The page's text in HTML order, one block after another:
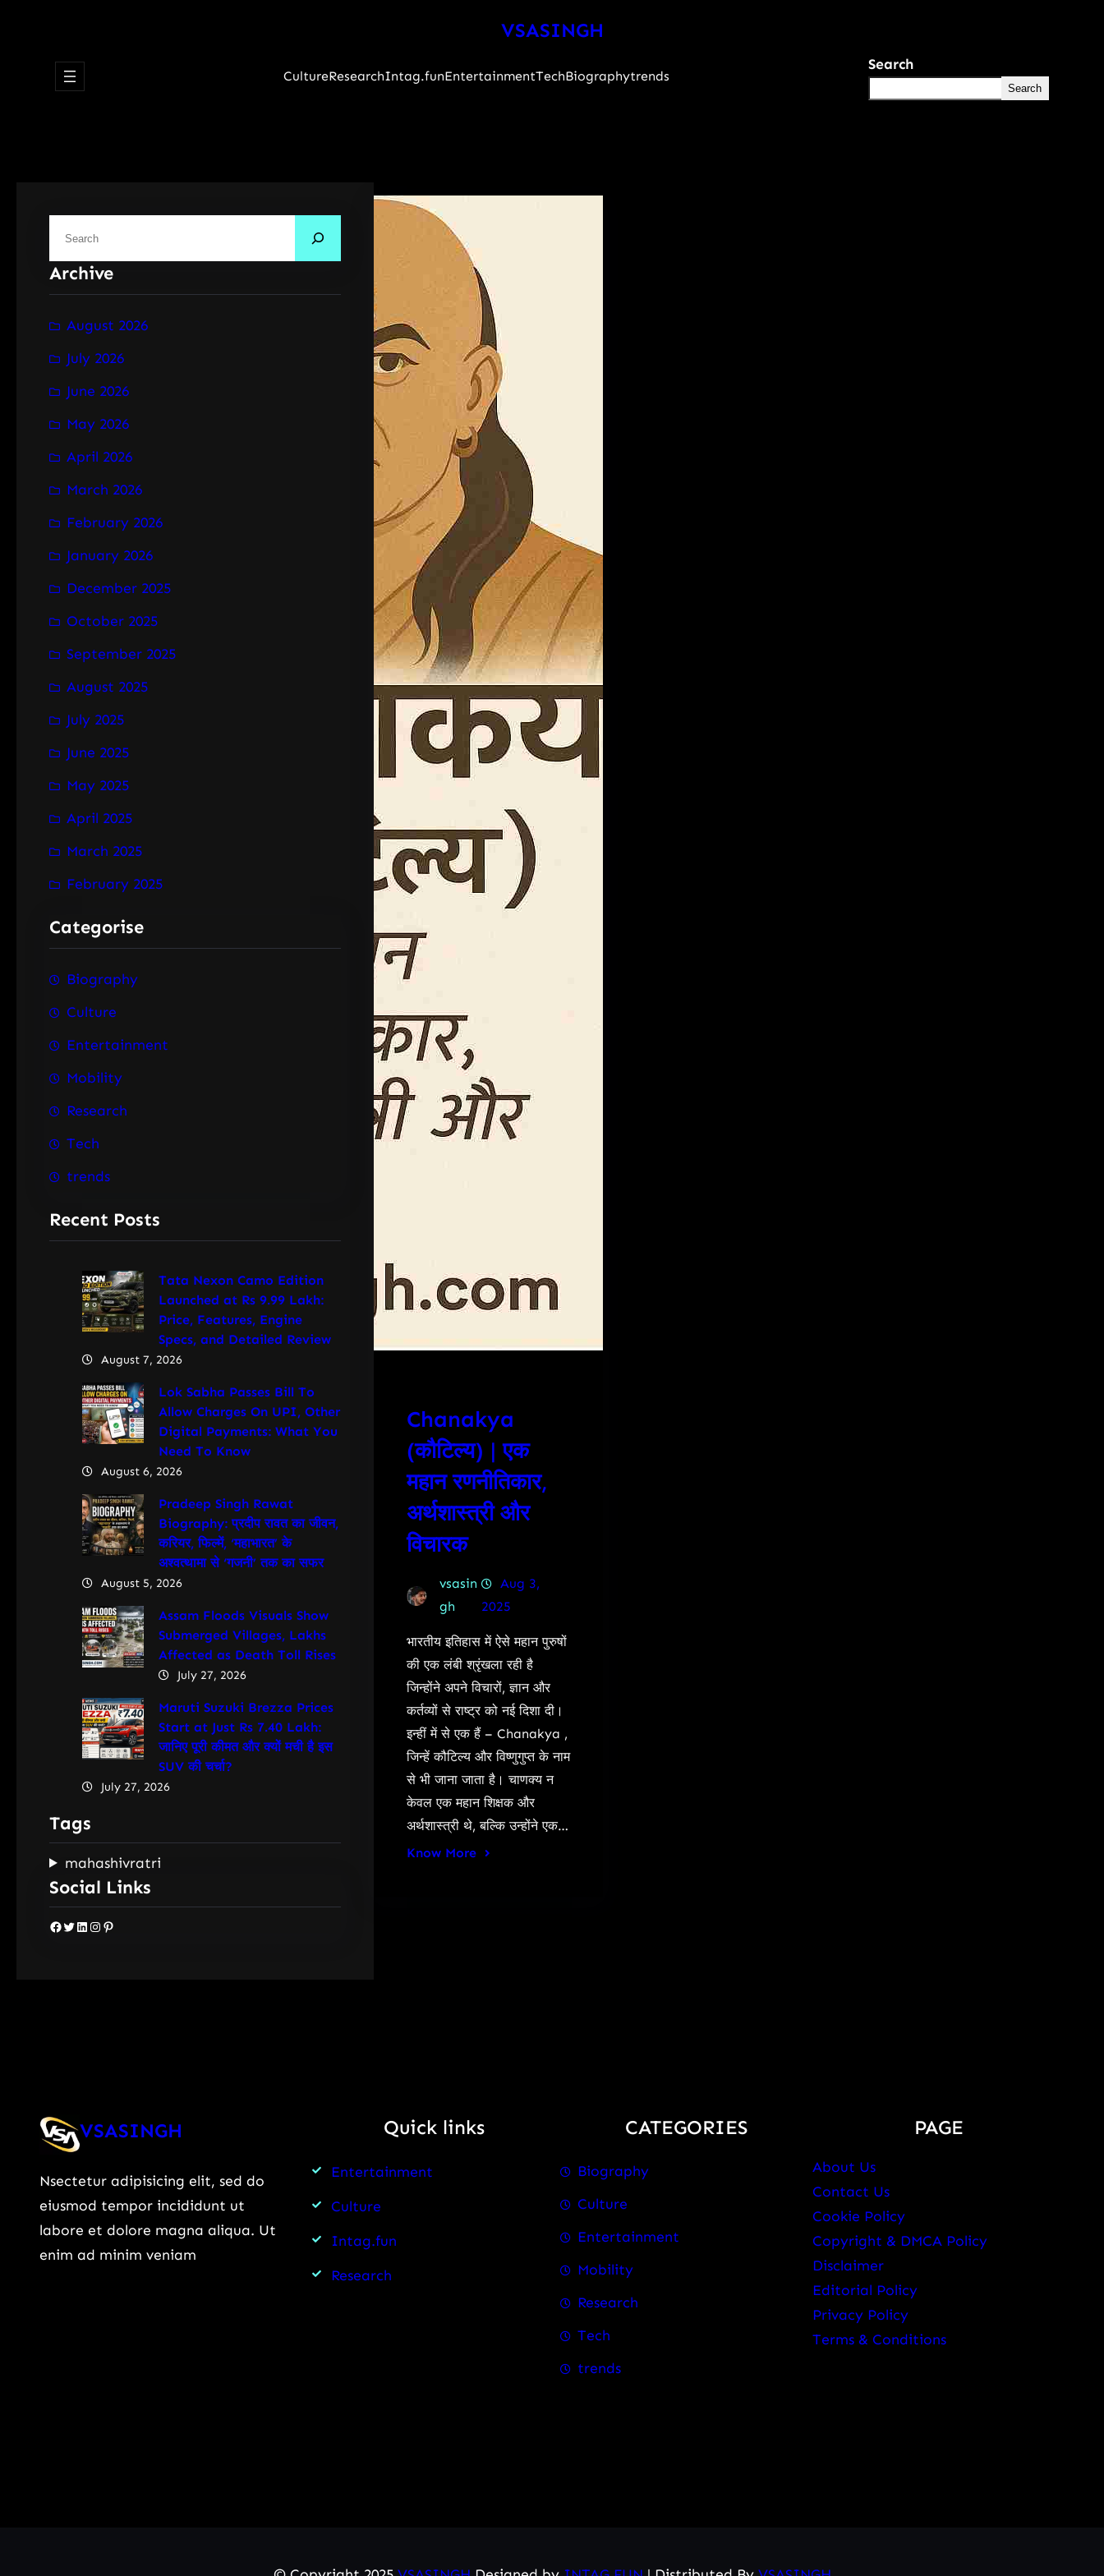
VSASINGH
CultureResearchIntag.funEntertainmentTechBiographytrends
Search
Search
a
r
c
Archive
August 2026
July 2026
June 2026
May 2026
April 2026
March 2026
February 2026
January 2026
December 2025
October 2025
September 2025
August 2025
July 2025
June 2025
May 2025
April 2025
March 2025
February 2025
Categorise
Biography
Culture
Entertainment
Mobility
Research
Tech
trends
Recent Posts
Tata Nexon Camo Edition
Launched at Rs 9.99 Lakh:
Price, Features, Engine
Specs, and Detailed Review
August 7, 2026
Lok Sabha Passes Bill To
Allow Charges On UPI, Other
Digital Payments: What You
Need To Know
August 6, 2026
Pradeep Singh Rawat
Biography: प्रदीप रावत का जीवन,
करियर, फिल्में, ‘महाभारत’ के
अश्वत्थामा से ‘गजनी’ तक का सफर
August 5, 2026
Assam Floods Visuals Show
Submerged Villages, Lakhs
Affected as Death Toll Rises
July 27, 2026
Maruti Suzuki Brezza Prices
Start at Just Rs 7.40 Lakh:
जानिए पूरी कीमत और क्यों मची है इस
SUV की चर्चा?
July 27, 2026
Tags
mahashivratri
Social Links
Facebook Twitter LinkedIn Instagram Pinterest
Chanakya
(कौटिल्य) | एक
महान रणनीतिकार,
अर्थशास्त्री और
विचारक
vsasin
gh
Aug 3,
2025
भारतीय इतिहास में ऐसे महान पुरुषों
की एक लंबी श्रृंखला रही है
जिन्होंने अपने विचारों, ज्ञान और
कर्तव्यों से राष्ट्र को नई दिशा दी।
इन्हीं में से एक हैं – Chanakya ,
जिन्हें कौटिल्य और विष्णुगुप्त के नाम
से भी जाना जाता है। चाणक्य न
केवल एक महान शिक्षक और
अर्थशास्त्री थे, बल्कि उन्होंने एक…
Know More
VSASINGH
Nsectetur adipisicing elit, sed do
eiusmod tempor incididunt ut
labore et dolore magna aliqua. Ut
enim ad minim veniam
Quick links
Entertainment
Culture
Intag.fun
Research
CATEGORIES
Biography
Culture
Entertainment
Mobility
Research
Tech
trends
PAGE
About Us
Contact Us
Cookie Policy
Copyright & DMCA Policy
Disclaimer
Editorial Policy
Privacy Policy
Terms & Conditions